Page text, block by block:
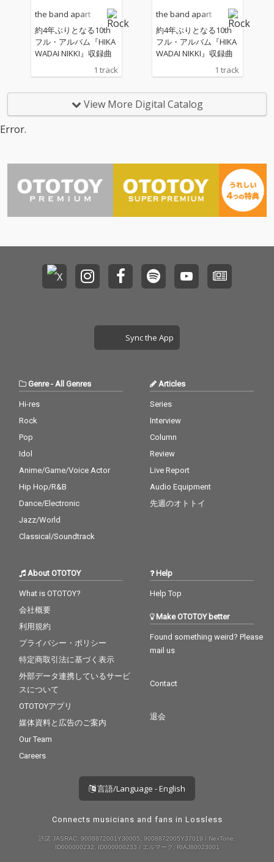
the band apart
約4年ぶりとなる10th
フル・アルバム『HIKA
WADAI NIKKI』収録曲
1 track
the band apart
約4年ぶりとなる10th
フル・アルバム『HIKA
WADAI NIKKI』収録曲
1 track
View More Digital Catalog
Error.
Sync the App
Genre- All Genres
Hi-res
Rock
Pop
Idol
Anime/Game/Voice Actor
Hip Hop/R&B
Dance/Electronic
Jazz/World
Classical/Soundtrack
Articles
Series
Interview
Column
Review
Live Report
Audio Equipment
先週のオトトイ
About OTOTOY
What is OTOTOY?
会社概要
利用規約
プライバシー・ポリシー
特定商取引法に基づく表示
外部データ連携しているサービ
スについて
OTOTOYアプリ
媒体資料と広告のご案内
Our Team
Careers
Help
Help Top
Make OTOTOY better
Found something weird? Please
mail us
Contact
退会
言語/Language - English
Connects musicians and fans in Lossless
許諾 JASRAC: 9008872001Y30005, 9008872005Y37019 / NexTone:
ID000000232, ID000000233 / エルマーク: RIAJ80023001